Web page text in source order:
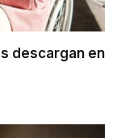
descargan en